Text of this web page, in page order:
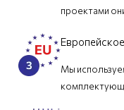
проектами
Мы